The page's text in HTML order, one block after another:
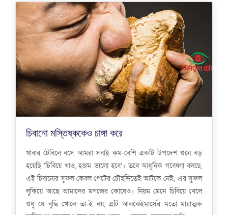
চিবানো মস্তিষ্ককেও চাঙ্গা করে
খাবার টেবিলে বসে আমরা সবাই কম-বেশি একটি উপদেশ শুনে বড়
হয়েছি ‘চিবিয়ে খাও, হজম ভালো হবে’। তবে আধুনিক গবেষণা বলছে,
এই চিবানোর সুফল কেবল পেটের চৌহদ্দিতেই আটকে নেই; এর সুফল
লুকিয়ে আছে আমাদের মগজের কোষেও। নিয়ম মেনে চিবিয়ে খেলে
শুধু যে বুদ্ধি খোলে তা-ই নয়, এটি আলঝেইমার্সের মতো মারাত্মক